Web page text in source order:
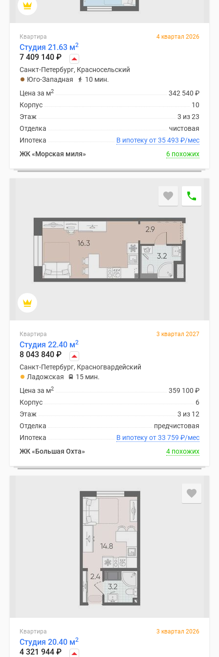
Коттеджные
поселки
ипотеку
Бизнес-
центры
Коттеджи
Траншевая
ипотека
Скидки
акции
Квартира 4 квартал 2026
Студия 21.63 м2
7 409 140 ₽
Санкт-Петербург, Красносельский
Юго-Западная
10 мин.
342 540 ₽
Цена за м2
10
Корпус
3 из 23
Этаж
чистовая
Отделка
В ипотеку от 35 493 ₽/мес
Ипотека
ЖК «Морская миля»
6 похожих
Квартира 3 квартал 2027
Студия 22.40 м2
8 043 840 ₽
Санкт-Петербург, Красногвардейский
Ладожская
15 мин.
359 100 ₽
Цена за м2
6
Корпус
3 из 12
Этаж
предчистовая
Отделка
В ипотеку от 33 759 ₽/мес
Ипотека
ЖК «Большая Охта»
4 похожих
Квартира 3 квартал 2026
Студия 20.40 м2
4 321 944 ₽